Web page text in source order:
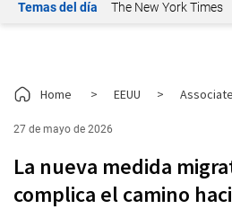
Temas del día The New York Times
Home > EEUU >
27 de mayo de 2026
La nueva medida
complica el camino